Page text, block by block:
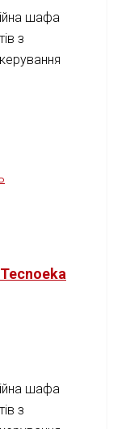
шафа
з
шафа
з